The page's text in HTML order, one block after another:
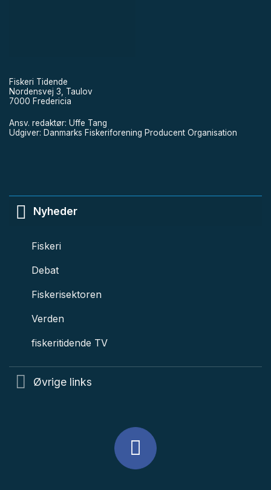
Fiskeri Tidende
Nordensvej 3, Taulov
7000 Fredericia
Ansv. redaktør: Uffe Tang
Udgiver: Danmarks Fiskeriforening Producent Organisation
Nyheder
Fiskeri
Debat
Fiskerisektoren
Verden
fiskeritidende TV
Øvrige links